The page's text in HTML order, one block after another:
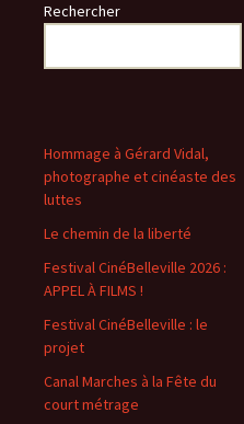
Rechercher
Hommage à Gérard Vidal,
photographe et cinéaste des
luttes
Le chemin de la liberté
Festival CinéBelleville 2026 :
APPEL À FILMS !
Festival CinéBelleville : le
projet
Canal Marches à la Fête du
court métrage